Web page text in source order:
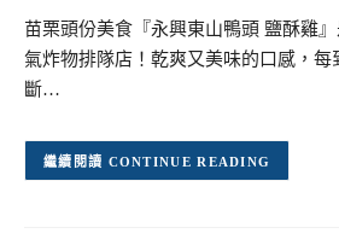
苗栗頭份美食『永興東山鴨頭 鹽酥雞
氣炸物排隊店！乾爽又美味的口感，每
斷…
CONTINUE READING